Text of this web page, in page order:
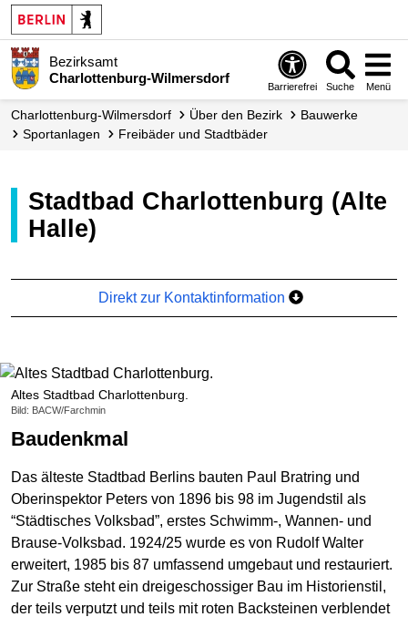
Bezirksamt
Charlottenburg-Wilmersdorf
Barrierefrei Suche Menü
Charlottenburg-Wilmersdorf Über den Bezirk
Bauwerke
Sportanlagen
Freibäder und Stadtbäder
Stadtbad Charlottenburg (Alte
Halle)
Direkt zur Kontaktinformation
Altes Stadtbad Charlottenburg.
Bild: BACW/Farchmin
Baudenkmal
Das älteste Stadtbad Berlins bauten Paul Bratring und
Oberinspektor Peters von 1896 bis 98 im Jugendstil als
“Städtisches Volksbad”, erstes Schwimm-, Wannen- und
Brause-Volksbad. 1924/25 wurde es von Rudolf Walter
erweitert, 1985 bis 87 umfassend umgebaut und restauriert.
Zur Straße steht ein dreigeschossiger Bau im Historienstil,
der teils verputzt und teils mit roten Backsteinen verblendet